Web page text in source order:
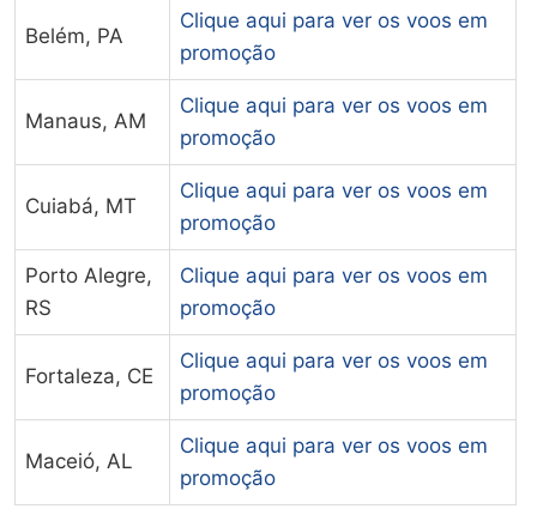
Belém, PA
Clique aqui para ver os voos em
promoção
Manaus, AM
Clique aqui para ver os voos em
promoção
Cuiabá, MT
Clique aqui para ver os voos em
promoção
Porto Alegre,
RS
Clique aqui para ver os voos em
promoção
Fortaleza, CE
Clique aqui para ver os voos em
promoção
Maceió, AL
Clique aqui para ver os voos em
promoção